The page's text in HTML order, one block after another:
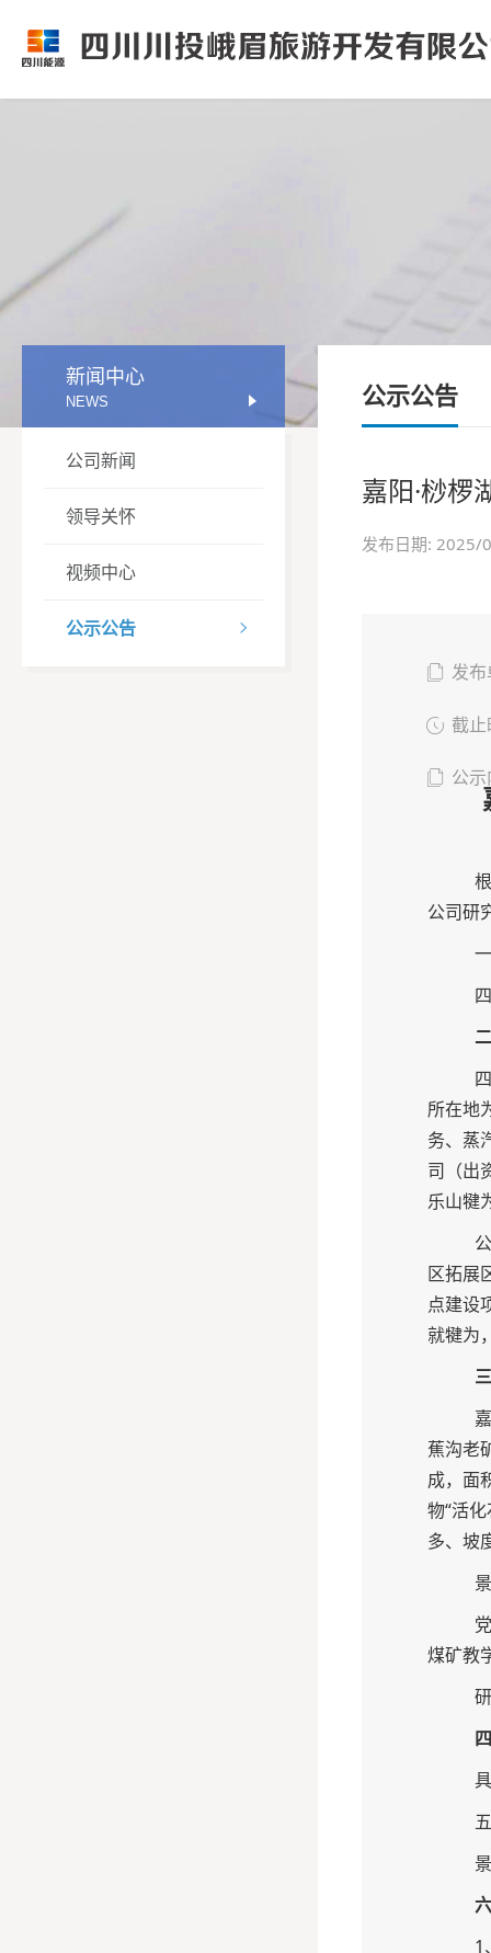
新闻中心
NEWS
公司新闻
领导关怀
视频中心

公示公告
公示公告
嘉阳·桫椤
发布日期:
 发
 截
 公
公司研
二
所在地
务、蒸
司（出
乐山犍
区拓展
点建设
就犍为
蕉沟老
成，面
物“活
多、坡
煤矿教
六
1